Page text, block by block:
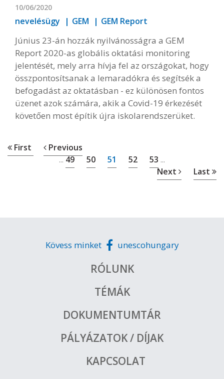
10/06/2020
nevelésügy GEM GEM Report
Június 23-án hozzák nyilvánosságra a GEM
Report 2020-as globális oktatási monitoring
jelentését, mely arra hívja fel az országokat, hogy
összpontosítsanak a lemaradókra és segítsék a
befogadást az oktatásban - ez különösen fontos
üzenet azok számára, akik a Covid-19 érkezését
követően most építik újra iskolarendszerüket.
First Previous
... 49 50 51 52 53 ...
Next Last
Kövess minket unescohungary
RÓLUNK
TÉMÁK
DOKUMENTUMTÁR
PÁLYÁZATOK / DÍJAK
KAPCSOLAT